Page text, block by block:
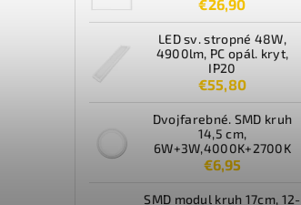
€26,90
LED sv. stropné 48W,
4900lm, PC opál. kryt,
IP20
€55,80
Dvojfarebné. SMD kruh
14,5 cm,
6W+3W,4000K+2700K
€6,95
SMD modul kruh 17cm, 12-